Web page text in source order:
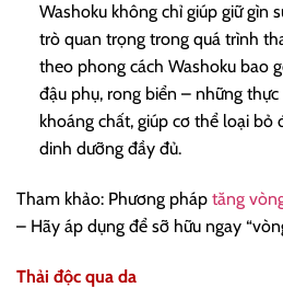
Washoku không chỉ giúp giữ gìn
trò quan trọng trong quá trình
theo phong cách Washoku bao
đậu phụ, rong biển – những
khoáng chất, giúp cơ thể loại
dinh dưỡng đầy đủ.
Tham khảo: Phương pháp tăng
– Hãy áp dụng để sỡ hữu ngay
Thải độc qua da